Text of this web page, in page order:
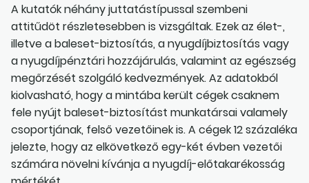
A kutatók néhány juttatástípussal szembeni
attitűdöt részletesebben is vizsgáltak. Ezek az élet-,
illetve a baleset-biztosítás, a nyugdíjbiztosítás vagy
a nyugdíjpénztári hozzájárulás, valamint az egészség
megőrzését szolgáló kedvezmények. Az adatokból
kiolvasható, hogy a mintába került cégek csaknem
fele nyújt baleset-biztosítást munkatársai valamely
csoportjának, felső vezetőinek is. A cégek 12 százaléka
jelezte, hogy az elkövetkező egy-két évben vezetői
számára növelni kívánja a nyugdíj-előtakarékosság